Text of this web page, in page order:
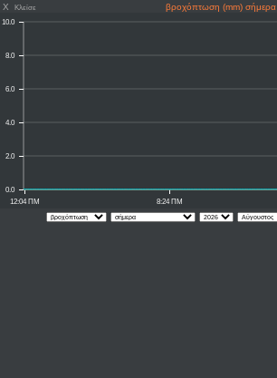
X Κλείσε βροχόπτωση (mm) σήμερα